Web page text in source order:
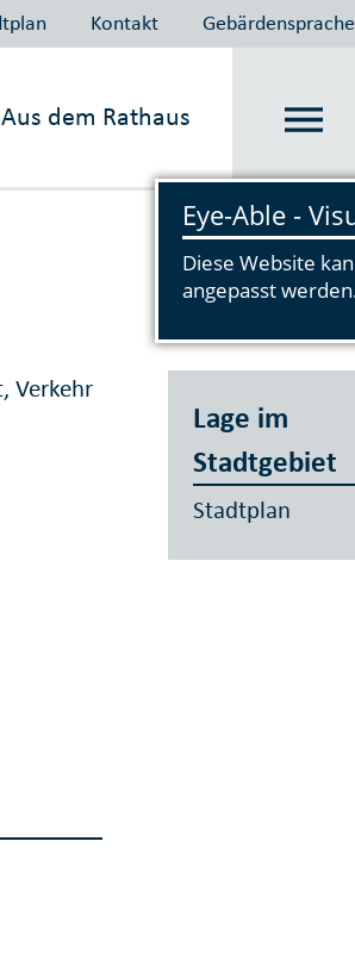
Kontakt Gebärdensprache
Aus dem Rathaus
Vorlesen
Verkehr
Lage im
Stadtgebiet
Stadtplan